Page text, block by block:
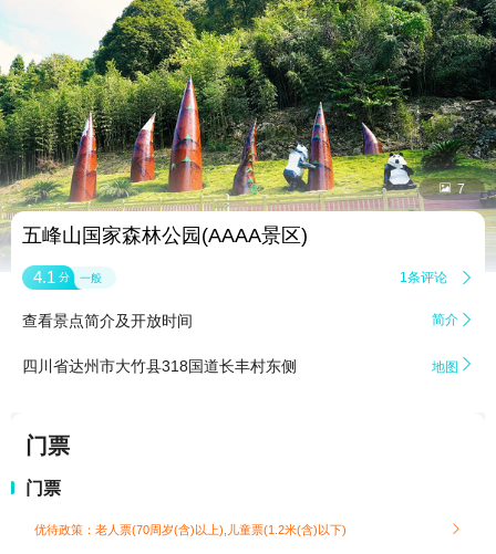
 7
五峰山国家森林公园(AAAA景区)
4.1 分 一般 1条评论 
查看景点简介及开放时间 简介 
四川省达州市大竹县318国道长丰村东侧 地图 
门票
门票
优待政策：老人票(70周岁(含)以上),儿童票(1.2米(含)以下) 
